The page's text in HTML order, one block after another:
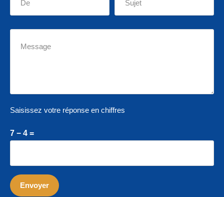
Saisissez votre réponse en chiffres
7 − 4 =